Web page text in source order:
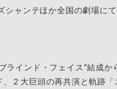
ャンテほか全国の劇場にて
ラインド・フェイス”結成か
２⼤巨頭の再共演と軌跡